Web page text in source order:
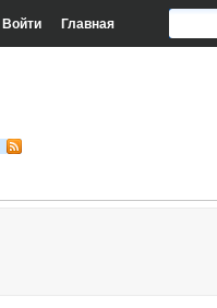
Войти Главная